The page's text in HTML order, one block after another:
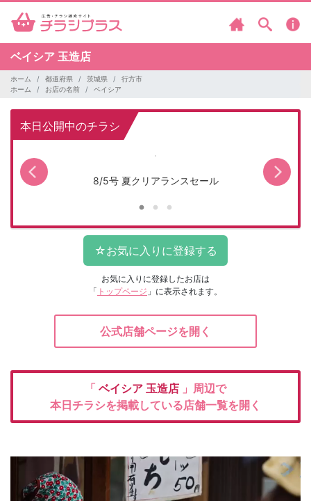
ベイシア 玉造店
ホーム 都道府県 茨城県
行方市
ホーム
お店の名前 ベイシア
本日公開中のチラシ
8/5号 夏クリアランスセール
お気に入りに登録したお店は
「 トップページ 」に表示されます。
公式店舗ページを開く
「 ベイシア 玉造店 」周辺で
本日チラシを掲載している店舗一覧を開く